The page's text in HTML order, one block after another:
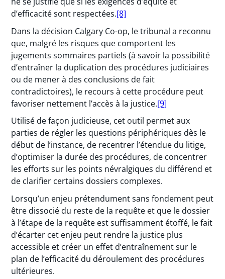
d’efficacité sont respectées.[8]
Dans la décision Calgary Co-op, le tribunal a reconnu
que, malgré les risques que comportent les
jugements sommaires partiels (à savoir la possibilité
d’entraîner la duplication des procédures judiciaires
ou de mener à des conclusions de fait
contradictoires), le recours à cette procédure peut
favoriser nettement l’accès à la justice.[9]
Utilisé de façon judicieuse, cet outil permet aux
parties de régler les questions périphériques dès le
début de l’instance, de recentrer l’étendue du litige,
d’optimiser la durée des procédures, de concentrer
les efforts sur les points névralgiques du différend et
de clarifier certains dossiers complexes.
Lorsqu’un enjeu prétendument sans fondement peut
être dissocié du reste de la requête et que le dossier
à l’étape de la requête est suffisamment étoffé, le fait
d’écarter cet enjeu peut rendre la justice plus
accessible et créer un effet d’entraînement sur le
plan de l’efficacité du déroulement des procédures
ultérieures.